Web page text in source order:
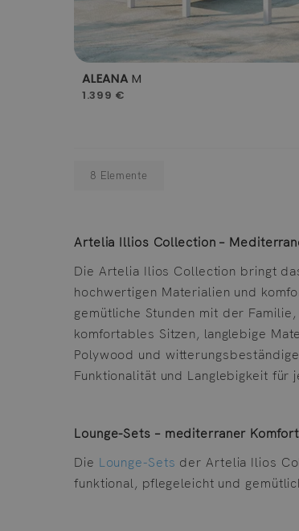
ALEANA M
1.399 €
8 Elemente
Artelia Illios Collection –
Die Artelia Ilios Collection bringt
hochwertigen Materialien und
gemütliche Stunden mit der
komfortables Sitzen, langlebige
Polywood und
Funktionalität und Langlebigkeit für
Lounge-Sets – mediterraner
Die Lounge-Sets der Artelia Ilios
funktional, pflegeleicht und